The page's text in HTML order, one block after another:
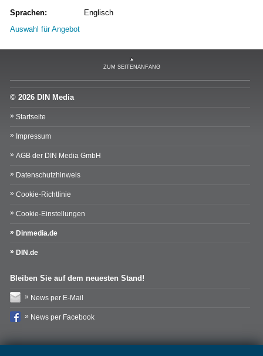
Sprachen:
Englisch
Auswahl für Angebot
ZUM SEITENANFANG
© 2026 DIN Media
Startseite
Impressum
AGB der DIN Media GmbH
Datenschutzhinweis
Cookie-Richtlinie
Cookie-Einstellungen
Dinmedia.de
DIN.de
Bleiben Sie auf dem neuesten Stand!
News per E-Mail
News per Facebook